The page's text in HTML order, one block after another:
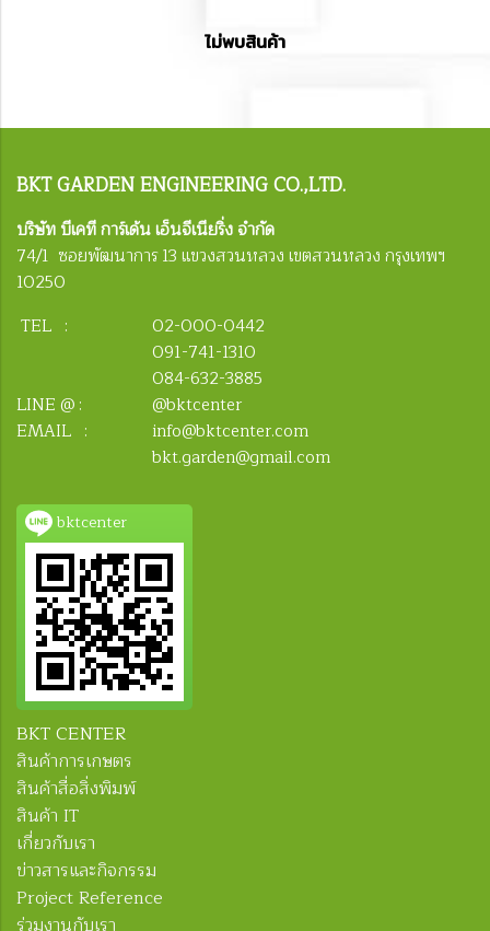
ไม่พบสินค้า
BKTGARDEN ENGINEERING CO.,LTD.
บริษัท บีเคที การ์เด้น เอ็นจีเนียริ่ง จำกัด
74/1 ซอยพัฒนาการ 13 แขวงสวนหลวง เขตสวนหลวง กรุงเทพฯ
10250
TEL :
02-000-0442
091-741-1310
084-632-3885
LINE @ :
@bktcenter
EMAIL :
info@bktcenter.com
bkt.garden@gmail.com
bktcenter
BKT CENTER
สินค้าการเกษตร
สินค้าสื่อสิ่งพิมพ์
สินค้า IT
เกี่ยวกับเรา
ข่าวสารและกิจกรรม
Project Reference